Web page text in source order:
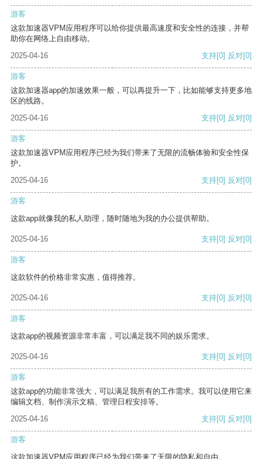
游客
这款加速器VPM应用程序可以给你提供最高速度和安全性的连接，并帮
助你在网络上自由移动。
2025-04-16
支持[0] 反对[0]
游客
这款加速器app的加速效果一般，可以再提升一下，比如能够支持更多地
区的线路。
2025-04-16
支持[0] 反对[0]
游客
这款加速器VPM应用程序已经为我们带来了无限的流畅体验和安全性保
护。
2025-04-16
支持[0] 反对[0]
游客
这款app就像我的私人助理，随时随地为我的办公提供帮助。
2025-04-16 支持[0] 反对[0]
游客
这款软件的价格非常实惠，值得推荐。
2025-04-16 支持[0] 反对[0]
游客
这款app的视频资源非常丰富，可以满足我不同的娱乐需求。
2025-04-16 支持[0] 反对[0]
游客
这款app的功能非常强大，可以满足我所有的工作需求。我可以使用它来
编辑文档、制作演示文稿、管理日程安排等。
2025-04-16
支持[0] 反对[0]
游客
这款加速器VPM应用程序已经为我们带来了无限的隐私和自由。